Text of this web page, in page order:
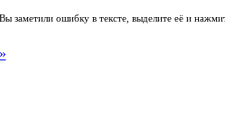
заметили ошибку в тексте, выделите её и